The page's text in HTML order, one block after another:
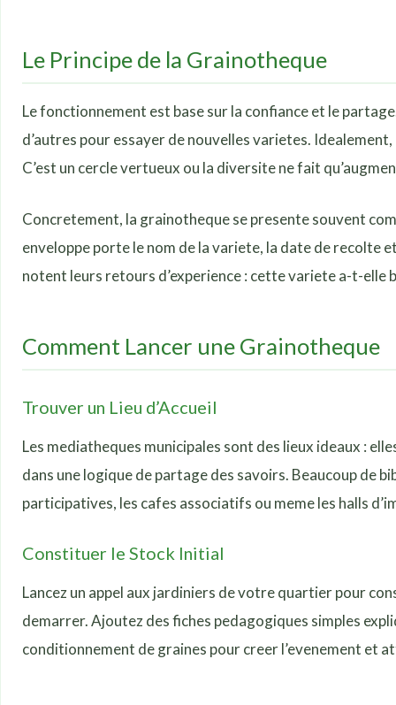
Le Principe de la Grainotheque
Le fonctionnement est base sur la confiance et le
d’autres pour essayer de nouvelles varietes.
C’est un cercle vertueux ou la diversite ne fait
Concretement, la grainotheque se presente souvent
enveloppe porte le nom de la variete, la date de recolte
notent leurs retours d’experience : cette variete a-t-elle
Comment Lancer une Grainotheque
Trouver un Lieu d’Accueil
Les mediatheques municipales sont des lieux ideaux :
dans une logique de partage des savoirs. Beaucoup de
participatives, les cafes associatifs ou meme les halls
Constituer le Stock Initial
Lancez un appel aux jardiniers de votre quartier pour
demarrer. Ajoutez des fiches pedagogiques simples
conditionnement de graines pour creer l’evenement et